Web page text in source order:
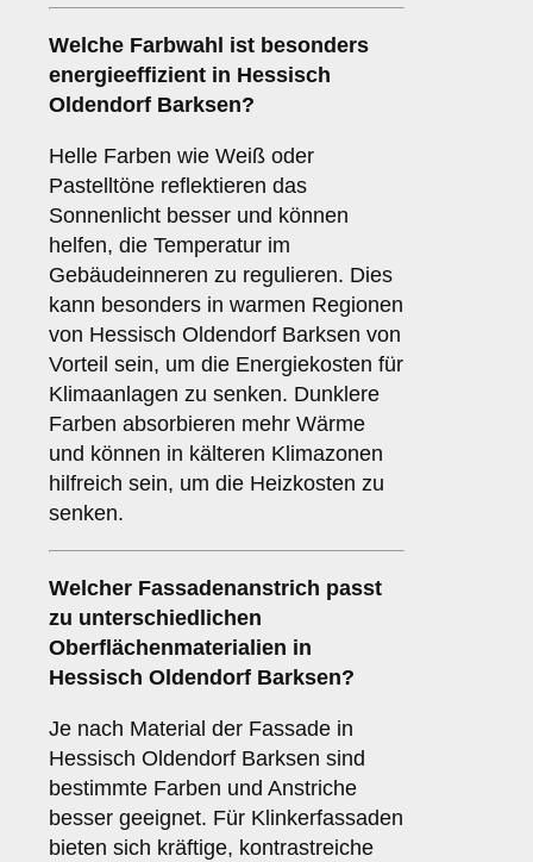
Welche Farbwahl ist besonders
energieeffizient in Hessisch
Oldendorf Barksen?
Helle Farben wie Weiß oder
Pastelltöne reflektieren das
Sonnenlicht besser und können
helfen, die Temperatur im
Gebäudeinneren zu regulieren. Dies
kann besonders in warmen Regionen
von Hessisch Oldendorf Barksen von
Vorteil sein, um die Energiekosten für
Klimaanlagen zu senken. Dunklere
Farben absorbieren mehr Wärme
und können in kälteren Klimazonen
hilfreich sein, um die Heizkosten zu
senken.
Welcher Fassadenanstrich passt
zu unterschiedlichen
Oberflächenmaterialien in
Hessisch Oldendorf Barksen?
Je nach Material der Fassade in
Hessisch Oldendorf Barksen sind
bestimmte Farben und Anstriche
besser geeignet. Für Klinkerfassaden
bieten sich kräftige, kontrastreiche